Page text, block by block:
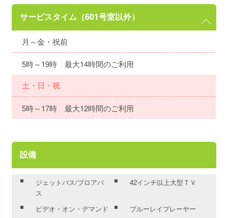
サービスタイム（601号室以外）
月～金・祝前
5時～19時 最大14時間のご利用
土・日・祝
5時～17時 最大12時間のご利用
設備
ジェットバス/ブロアバ
ス
42インチ以上大型ＴＶ
ビデオ・オン・デマンド
ブルーレイプレーヤー